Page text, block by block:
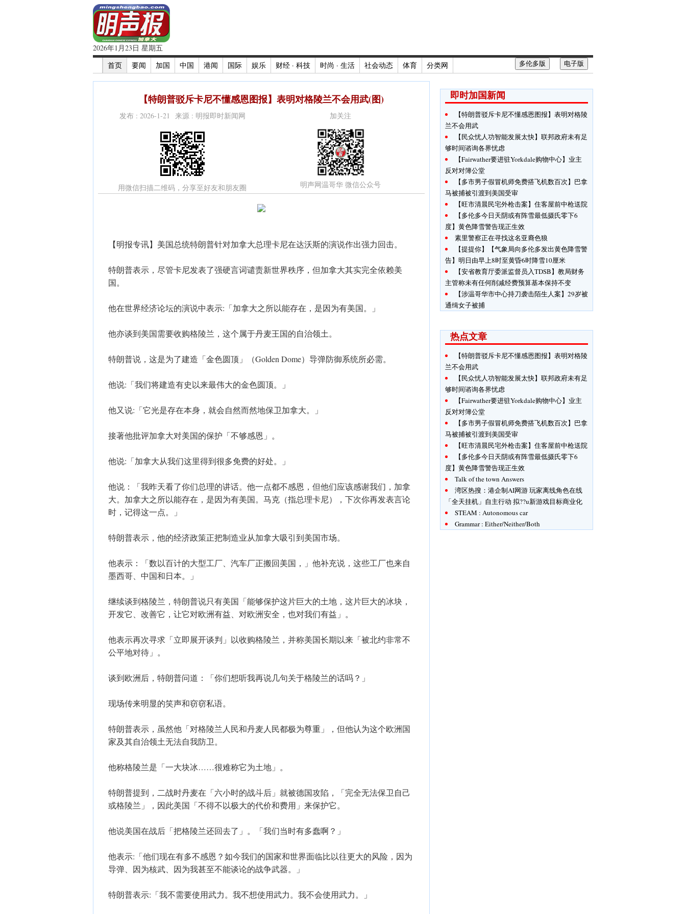
2026年1月23日 星期五
首页
要闻 加国 中国 港闻 国际 娱乐 财经 · 科技 时尚 · 生活 社会动态 体育 分类网 电子版
多伦多版
【特朗普驳斥卡尼不懂感恩图报】表明对格陵兰不会用武(图)
发布 : 2026-1-21 来源 : 明报即时新闻网
用微信扫描二维码，分享至好友和朋友圈
加关注
明声网温哥华 微信公众号
【明报专讯】美国总统特朗普针对加拿大总理卡尼在达沃斯的演说作出强力回击。
特朗普表示，尽管卡尼发表了强硬言词谴责新世界秩序，但加拿大其实完全依赖美
国。
他在世界经济论坛的演说中表示:「加拿大之所以能存在，是因为有美国。」
他亦谈到美国需要收购格陵兰，这个属于丹麦王国的自治领土。
特朗普说，这是为了建造「金色圆顶」（Golden Dome）导弹防御系统所必需。
他说:「我们将建造有史以来最伟大的金色圆顶。」
他又说:「它光是存在本身，就会自然而然地保卫加拿大。」
接著他批评加拿大对美国的保护「不够感恩」。
他说:「加拿大从我们这里得到很多免费的好处。」
他说：「我昨天看了你们总理的讲话。他一点都不感恩，但他们应该感谢我们，加拿
大。加拿大之所以能存在，是因为有美国。马克（指总理卡尼），下次你再发表言论
时，记得这一点。」
特朗普表示，他的经济政策正把制造业从加拿大吸引到美国市场。
他表示：「数以百计的大型工厂、汽车厂正搬回美国，」他补充说，这些工厂也来自
墨西哥、中国和日本。」
继续谈到格陵兰，特朗普说只有美国「能够保护这片巨大的土地，这片巨大的冰块，
开发它、改善它，让它对欧洲有益、对欧洲安全，也对我们有益」。
他表示再次寻求「立即展开谈判」以收购格陵兰，并称美国长期以来「被北约非常不
公平地对待」。
谈到欧洲后，特朗普问道：「你们想听我再说几句关于格陵兰的话吗？」
现场传来明显的笑声和窃窃私语。
特朗普表示，虽然他「对格陵兰人民和丹麦人民都极为尊重」，但他认为这个欧洲国
家及其自治领土无法自我防卫。
他称格陵兰是「一大块冰……很难称它为土地」。
特朗普提到，二战时丹麦在「六小时的战斗后」就被德国攻陷，「完全无法保卫自己
或格陵兰」，因此美国「不得不以极大的代价和费用」来保护它。
他说美国在战后「把格陵兰还回去了」。「我们当时有多蠢啊？」
他表示:「他们现在有多不感恩？如今我们的国家和世界面临比以往更大的风险，因为
导弹、因为核武、因为我甚至不能谈论的战争武器。」
特朗普表示:「我不需要使用武力。我不想使用武力。我不会使用武力。」
即时加国新闻
【特朗普驳斥卡尼不懂感恩图报】表明对格陵
兰不会用武
【民众忧人功智能发展太快】联邦政府未有足
够时间谘询各界忧虑
【Fairwather要进驻Yorkdale购物中心】业主
反对对簿公堂
【多市男子假冒机师免费搭飞机数百次】巴拿
马被捕被引渡到美国受审
【旺市清晨民宅外枪击案】住客屋前中枪送院
【多伦多今日天阴或有阵雪最低摄氏零下6
度】黄色降雪警告现正生效
素里警察正在寻找这名亚裔色狼
【提提你】【气象局向多伦多发出黄色降雪警
告】明日由早上8时至黄昏6时降雪10厘米
【安省教育厅委派监督员入TDSB】教局财务
主管称未有任何削减经费预算基本保持不变
【涉温哥华市中心持刀袭击陌生人案】29岁被
通缉女子被捕
热点文章
【特朗普驳斥卡尼不懂感恩图报】表明对格陵
兰不会用武
【民众忧人功智能发展太快】联邦政府未有足
够时间谘询各界忧虑
【Fairwather要进驻Yorkdale购物中心】业主
反对对簿公堂
【多市男子假冒机师免费搭飞机数百次】巴拿
马被捕被引渡到美国受审
【旺市清晨民宅外枪击案】住客屋前中枪送院
【多伦多今日天阴或有阵雪最低摄氏零下6
度】黄色降雪警告现正生效
Talk of the town Answers
湾区热搜：港企制AI网游 玩家离线角色在线
「全天挂机」自主行动 拟??u新游戏目标商业化
STEAM : Autonomous car
Grammar : Either/Neither/Both